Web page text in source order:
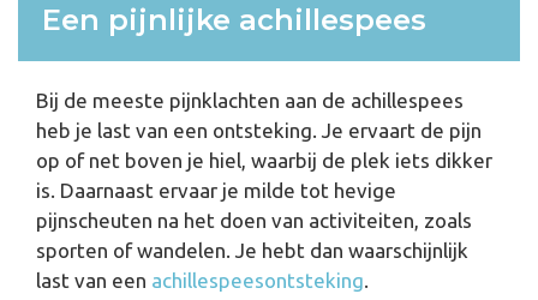
Een pijnlijke achillespees
Bij de meeste pijnklachten aan de achillespees
heb je last van een ontsteking. Je ervaart de pijn
op of net boven je hiel, waarbij de plek iets dikker
is. Daarnaast ervaar je milde tot hevige
pijnscheuten na het doen van activiteiten, zoals
sporten of wandelen. Je hebt dan waarschijnlijk
last van een achillespeesontsteking